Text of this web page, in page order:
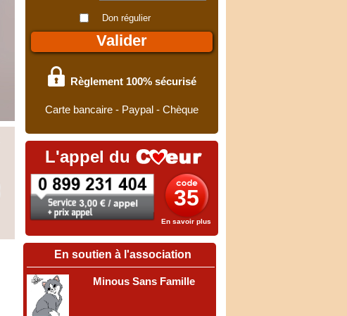
Don régulier
Règlement 100% sécurisé
Carte bancaire - Paypal - Chèque
35
L'appel du
En savoir plus
En soutien à l'association
Minous Sans Famille